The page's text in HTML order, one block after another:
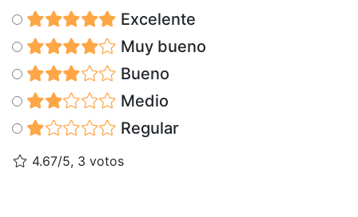
Excelente
Muy bueno
Bueno
Medio
Regular
4.67/5, 3 votos